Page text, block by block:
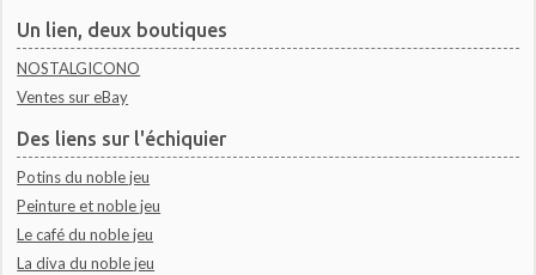
Un lien, deux boutiques
NOSTALGICONO
Ventes sur eBay
Des liens sur l'échiquier
Potins du noble jeu
Peinture et noble jeu
Le café du noble jeu
La diva du noble jeu